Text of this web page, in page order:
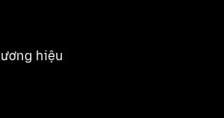
hiệu